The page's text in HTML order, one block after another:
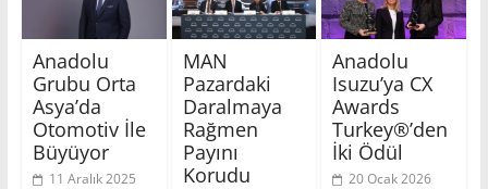
Anadolu
Grubu Orta
Asya’da
Otomotiv İle
Büyüyor
11 Aralık 2025
MAN
Pazardaki
Daralmaya
Rağmen
Payını
Korudu
Anadolu
Isuzu’ya CX
Awards
Turkey®’den
İki Ödül
20 Ocak 2026